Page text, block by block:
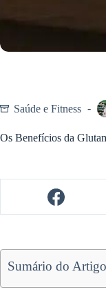
Saúde e Fitness
Os Benefícios da
Sumário do Artigo